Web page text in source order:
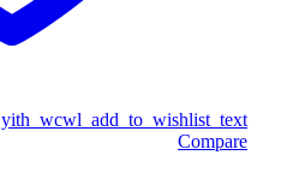
yith_wcwl_add_to_wishlist_text
Compare